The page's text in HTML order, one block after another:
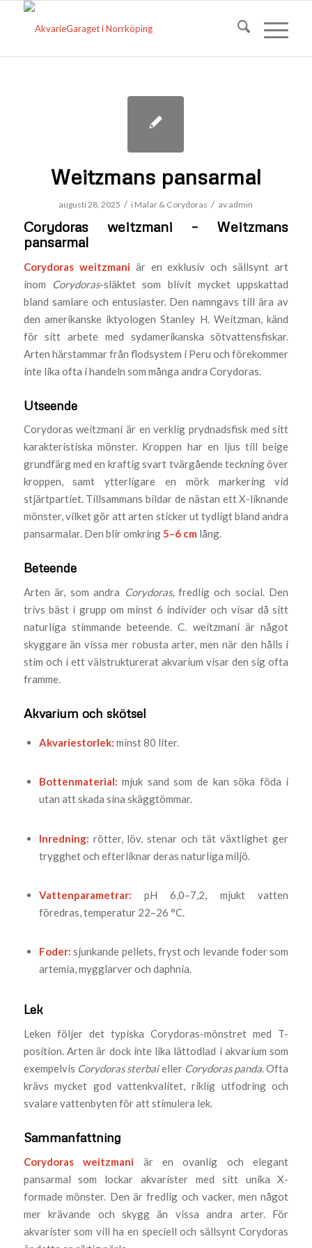
Weitzmans pansarmal
augusti 28, 2025 / i Malar & Corydoras / av admin
Corydoras weitzmani – Weitzmans
pansarmal
Corydoras weitzmani är en exklusiv och sällsynt art
inom Corydoras-släktet som blivit mycket uppskattad
bland samlare och entusiaster. Den namngavs till ära av
den amerikanske iktyologen Stanley H. Weitzman, känd
för sitt arbete med sydamerikanska sötvattensfiskar.
Arten härstammar från flodsystem i Peru och förekommer
inte lika ofta i handeln som många andra Corydoras.
Utseende
Corydoras weitzmani är en verklig prydnadsfisk med sitt
karakteristiska mönster. Kroppen har en ljus till beige
grundfärg med en kraftig svart tvärgående teckning över
kroppen, samt ytterligare en mörk markering vid
stjärtpartiet. Tillsammans bildar de nästan ett X-liknande
mönster, vilket gör att arten sticker ut tydligt bland andra
pansarmalar. Den blir omkring5–6 cm lång.
Beteende
Arten är, som andra Corydoras, fredlig och social. Den
trivs bäst i grupp om minst 6 individer och visar då sitt
naturliga stimmande beteende. C. weitzmani är något
skyggare än vissa mer robusta arter, men när den hålls i
stim och i ett välstrukturerat akvarium visar den sig ofta
framme.
Akvarium och skötsel
Akvariestorlek: minst 80 liter.
Bottenmaterial: mjuk sand som de kan söka föda i
utan att skada sina skäggtömmar.
Inredning: rötter, löv, stenar och tät växtlighet ger
trygghet och efterliknar deras naturliga miljö.
Vattenparametrar: pH 6,0–7,2, mjukt vatten
föredras, temperatur 22–26 °C.
Foder: sjunkande pellets, fryst och levande foder som
artemia, mygglarver och daphnia.
Lek
Leken följer det typiska Corydoras-mönstret med T-
position. Arten är dock inte lika lättodlad i akvarium som
exempelvis Corydoras sterbaieller Corydoras panda. Ofta
krävs mycket god vattenkvalitet, riklig utfodring och
svalare vattenbyten för att stimulera lek.
Sammanfattning
Corydoras weitzmani är en ovanlig och elegant
pansarmal som lockar akvarister med sitt unika X-
formade mönster. Den är fredlig och vacker, men något
mer krävande och skygg än vissa andra arter. För
akvarister som vill ha en speciell och sällsynt Corydoras